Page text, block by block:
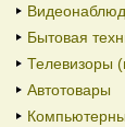
Бытовая
Телевизоры
Автотовары